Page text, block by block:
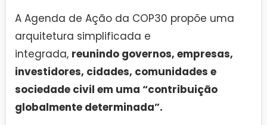
A Agenda de Ação da COP30 propõe uma
arquitetura simplificada e
integrada, reunindo governos, empresas,
investidores, cidades, comunidades e
sociedade civil em uma “contribuição
globalmente determinada”.